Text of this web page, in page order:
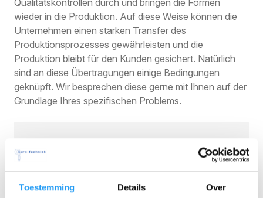
Toestemming Details Over
Qualitätskontrollen durch und bringen die Formen
wieder in die Produktion. Auf diese Weise können die
Unternehmen einen starken Transfer des
Produktionsprozesses gewährleisten und die
Produktion bleibt für den Kunden gesichert. Natürlich
sind an diese Übertragungen einige Bedingungen
geknüpft. Wir besprechen diese gerne mit Ihnen auf der
Grundlage Ihres spezifischen Problems.
Euro-Techniek
Eigener Werkzeugbau
Spritzgießen, Stanzen und Montage